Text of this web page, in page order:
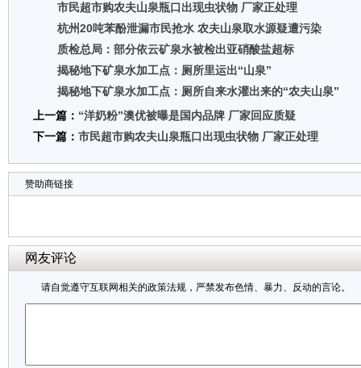
市民超市购农夫山泉瓶口出现虫状物 厂家正处理
杭州20吨苯酚泄漏市民抢水 农夫山泉取水源疑遭污染
质检总局：部分依云矿泉水被检出亚硝酸盐超标
揭秘地下矿泉水加工点：厕所里运出“山泉”
揭秘地下矿泉水加工点：厕所自来水灌出来的“农夫山泉”
上一篇： “洋奶粉”澳优被曝是国内品牌 厂家回应质疑
下一篇： 市民超市购农夫山泉瓶口出现虫状物 厂家正处理
赞助商链接
网友评论
请自觉遵守互联网相关的政策法规，严禁发布色情、暴力、反动的言论。